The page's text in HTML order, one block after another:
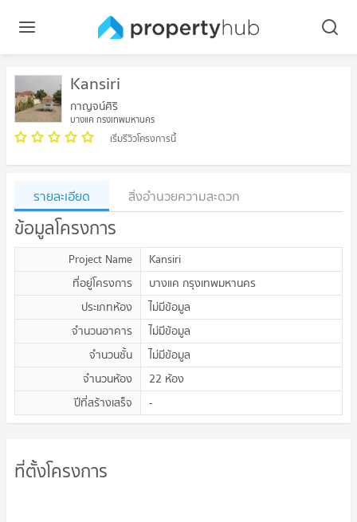
Kansiri
กาญจน์ศิริ
บางแค กรุงเทพมหานคร
เริ่มรีวิวโครงการนี้
รายละเอียด สิ่งอำนวยความสะดวก
ข้อมูลโครงการ
Project Name
Kansiri
ที่อยู่โครงการ
บางแค กรุงเทพมหานคร
ประเภทห้อง
ไม่มีข้อมูล
จำนวนอาคาร
ไม่มีข้อมูล
จำนวนชั้น
ไม่มีข้อมูล
จำนวนห้อง
22 ห้อง
ปีที่สร้างเสร็จ
-
ที่ตั้งโครงการ